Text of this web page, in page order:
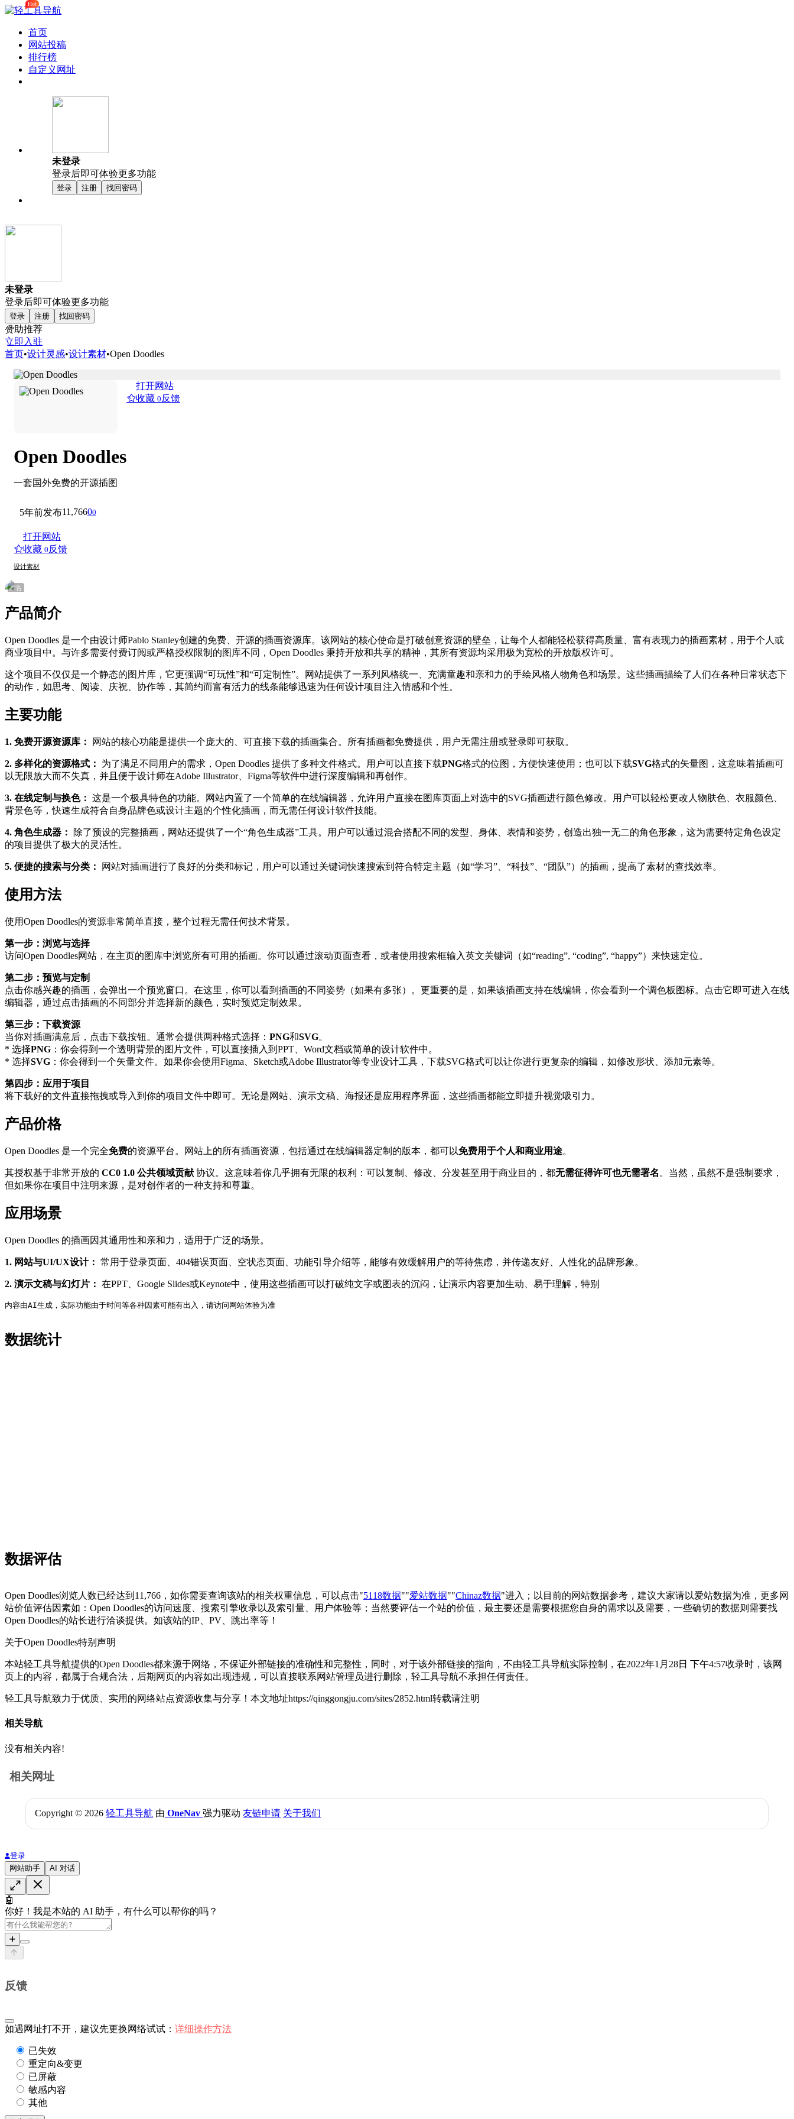
首页
网站投稿
排行榜
Hot
自定义网址
未登录
登录后即可体验更多功能
登录 注册 找回密码
未登录
登录后即可体验更多功能
登录 注册 找回密码
赞助推荐
立即入驻
首页•设计灵感•设计素材•Open Doodles
Open Doodles
一套国外免费的开源插图
打开网站
收藏 0 反馈
5年前发布11,76600
打开网站
收藏 0反馈
设计素材
广告
产品简介
Open Doodles 是一个由设计师Pablo Stanley创建的免费、开源的插画资源库。该网站的核心使命是打破创意资源的壁垒，让每个人都能轻松获得高质量、富有表现力的插画素材，用于个人或
商业项目中。与许多需要付费订阅或严格授权限制的图库不同，Open Doodles 秉持开放和共享的精神，其所有资源均采用极为宽松的开放版权许可。
这个项目不仅仅是一个静态的图片库，它更强调“可玩性”和“可定制性”。网站提供了一系列风格统一、充满童趣和亲和力的手绘风格人物角色和场景。这些插画描绘了人们在各种日常状态下
的动作，如思考、阅读、庆祝、协作等，其简约而富有活力的线条能够迅速为任何设计项目注入情感和个性。
主要功能
1. 免费开源资源库： 网站的核心功能是提供一个庞大的、可直接下载的插画集合。所有插画都免费提供，用户无需注册或登录即可获取。
2. 多样化的资源格式： 为了满足不同用户的需求，Open Doodles 提供了多种文件格式。用户可以直接下载PNG格式的位图，方便快速使用；也可以下载SVG格式的矢量图，这意味着插画可
以无限放大而不失真，并且便于设计师在Adobe Illustrator、Figma等软件中进行深度编辑和再创作。
3. 在线定制与换色： 这是一个极具特色的功能。网站内置了一个简单的在线编辑器，允许用户直接在图库页面上对选中的SVG插画进行颜色修改。用户可以轻松更改人物肤色、衣服颜色、
背景色等，快速生成符合自身品牌色或设计主题的个性化插画，而无需任何设计软件技能。
4. 角色生成器：
除了预设的完整插画，网站还提供了一个“角色生成器”工具。用户可以通过混合搭配不同的发型、身体、表情和姿势，创造出独一无二的角色形象，这为需要特定角色设定
的项目提供了极大的灵活性。
5. 便捷的搜索与分类： 网站对插画进行了良好的分类和标记，用户可以通过关键词快速搜索到符合特定主题（如“学习”、“科技”、“团队”）的插画，提高了素材的查找效率。
使用方法
使用Open Doodles的资源非常简单直接，整个过程无需任何技术背景。
第一步：浏览与选择
访问Open Doodles网站，在主页的图库中浏览所有可用的插画。你可以通过滚动页面查看，或者使用搜索框输入英文关键词（如“reading”, “coding”, “happy”）来快速定位。
第二步：预览与定制
点击你感兴趣的插画，会弹出一个预览窗口。在这里，你可以看到插画的不同姿势（如果有多张）。更重要的是，如果该插画支持在线编辑，你会看到一个调色板图标。点击它即可进入在线
编辑器，通过点击插画的不同部分并选择新的颜色，实时预览定制效果。
第三步：下载资源
当你对插画满意后，点击下载按钮。通常会提供两种格式选择： PNG和SVG。
* 选择PNG ：你会得到一个透明背景的图片文件，可以直接插入到PPT、Word文档或简单的设计软件中。
* 选择SVG ：你会得到一个矢量文件。如果你会使用Figma、Sketch或Adobe Illustrator等专业设计工具，下载SVG格式可以让你进行更复杂的编辑，如修改形状、添加元素等。
第四步：应用于项目
将下载好的文件直接拖拽或导入到你的项目文件中即可。无论是网站、演示文稿、海报还是应用程序界面，这些插画都能立即提升视觉吸引力。
产品价格
Open Doodles 是一个完全免费的资源平台。网站上的所有插画资源，包括通过在线编辑器定制的版本，都可以免费用于个人和商业用途。
其授权基于非常开放的 CC0 1.0 公共领域贡献 协议。这意味着你几乎拥有无限的权利：可以复制、修改、分发甚至用于商业目的，都无需征得许可也无需署名 。当然，虽然不是强制要求，
但如果你在项目中注明来源，是对创作者的一种支持和尊重。
应用场景
Open Doodles 的插画因其通用性和亲和力，适用于广泛的场景。
1. 网站与UI/UX设计： 常用于登录页面、404错误页面、空状态页面、功能引导介绍等，能够有效缓解用户的等待焦虑，并传递友好、人性化的品牌形象。
2. 演示文稿与幻灯片： 在PPT、Google Slides或Keynote中，使用这些插画可以打破纯文字或图表的沉闷，让演示内容更加生动、易于理解，特别
内容由AI生成，实际功能由于时间等各种因素可能有出入，请访问网站体验为准
数据统计
数据评估
Open Doodles浏览人数已经达到11,766，如你需要查询该站的相关权重信息，可以点击"5118数据""爱站数据""Chinaz数据"进入；以目前的网站数据参考，建议大家请以爱站数据为准，更多网
站价值评估因素如：Open Doodles的访问速度、搜索引擎收录以及索引量、用户体验等；当然要评估一个站的价值，最主要还是需要根据您自身的需求以及需要，一些确切的数据则需要找
Open Doodles的站长进行洽谈提供。如该站的IP、PV、跳出率等！
关于Open Doodles特别声明
本站轻工具导航提供的Open Doodles都来源于网络，不保证外部链接的准确性和完整性，同时，对于该外部链接的指向，不由轻工具导航实际控制，在2022年1月28日 下午4:57收录时，该网
页上的内容，都属于合规合法，后期网页的内容如出现违规，可以直接联系网站管理员进行删除，轻工具导航不承担任何责任。
轻工具导航致力于优质、实用的网络站点资源收集与分享！ 本文地址https://qinggongju.com/sites/2852.html转载请注明
相关导航
没有相关内容!
相关网址
Copyright © 2026 轻工具导航 由 OneNav 强力驱动 友链申请 关于我们
登录
网站助手
AI 对话
🤖
你好！我是本站的 AI 助手，有什么可以帮你的吗？
➕
反馈
如遇网址打不开，建议先更换网络试试： 详细操作方法
已失效
重定向&变更
已屏蔽
敏感内容
其他